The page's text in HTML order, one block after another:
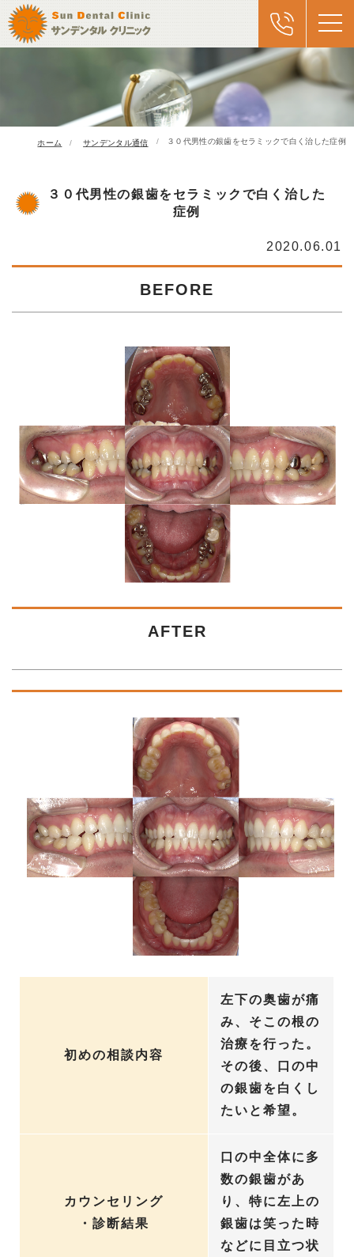
ホーム サンデンタル通信 ３０代男性の銀歯をセラミックで白く治した症例
３０代男性の銀歯をセラミックで白く治した
症例
2020.06.01
BEFORE
AFTER
初めの相談内容
左下の奥歯が痛
み、そこの根の
治療を行った。
その後、口の中
の銀歯を白くし
たいと希望。
カウンセリング
・診断結果
口の中全体に多
数の銀歯があ
り、特に左上の
銀歯は笑った時
などに目立つ状